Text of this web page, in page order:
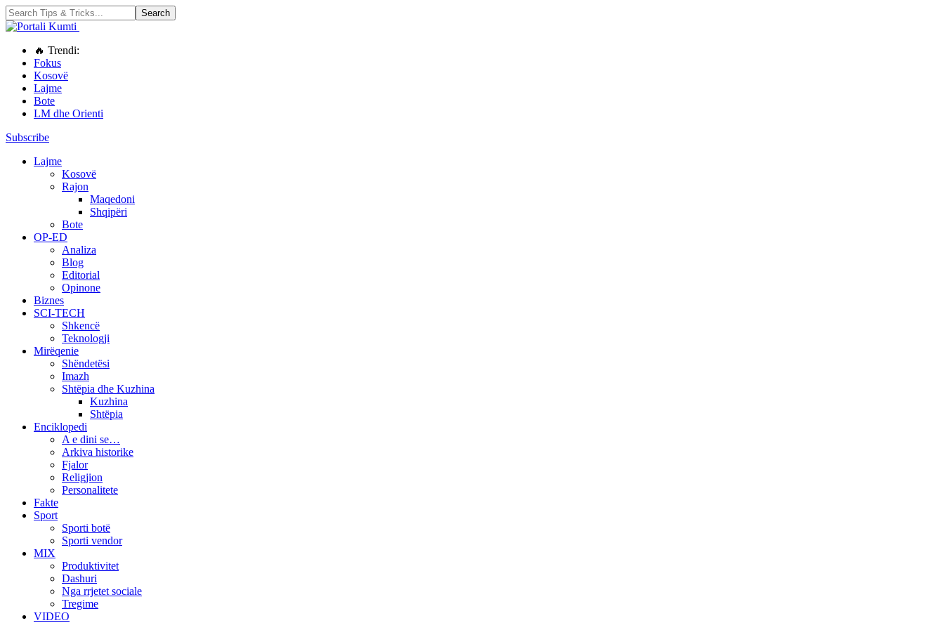
🔥 Trendi:
Fokus
Kosovë
Lajme
Bote
LM dhe Orienti
Subscribe
Lajme
Kosovë
Rajon
Maqedoni
Shqipëri
Bote
OP-ED
Analiza
Blog
Editorial
Opinone
Biznes
SCI-TECH
Shkencë
Teknologji
Mirëqenie
Shëndetësi
Imazh
Shtëpia dhe Kuzhina
Kuzhina
Shtëpia
Enciklopedi
A e dini se…
Arkiva historike
Fjalor
Religjion
Personalitete
Fakte
Sport
Sporti botë
Sporti vendor
MIX
Produktivitet
Dashuri
Nga rrjetet sociale
Tregime
VIDEO